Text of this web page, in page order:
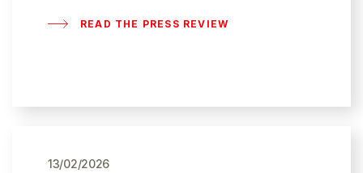
READ THE PRESS REVIEW
13/02/2026